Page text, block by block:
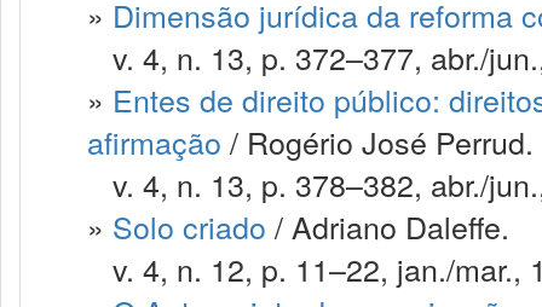
» Dimensão jurídica da reforma
v. 4, n. 13, p. 372–377, abr./
» Entes de direito público:
afirmação / Rogério José Perrud.
v. 4, n. 13, p. 378–382, abr./
» Solo criado / Adriano Daleffe.
v. 4, n. 12, p. 11–22, jan./mar.,